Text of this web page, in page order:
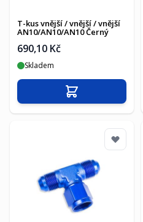
T-kus vnější / vnější / vnější
AN10/AN10/AN10 Černý
690,10 Kč
Skladem
Přidat do košíku